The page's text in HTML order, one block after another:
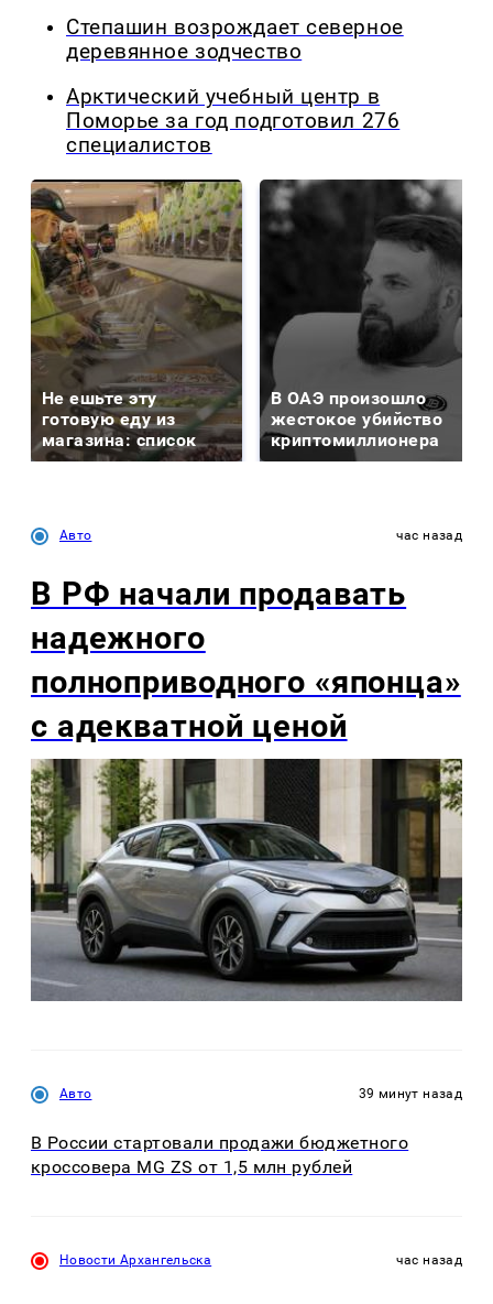
Степашин возрождает северное
деревянное зодчество
Арктический учебный центр в
Поморье за год подготовил 276
специалистов
Не ешьте эту
готовую еду из
магазина: список
В ОАЭ произошло
жестокое убийство
криптомиллионера
Авто час назад
В РФ начали продавать
надежного
полноприводного «японца»
с адекватной ценой
Авто 39 минут назад
В России стартовали продажи бюджетного
кроссовера MG ZS от 1,5 млн рублей
Новости Архангельска час назад